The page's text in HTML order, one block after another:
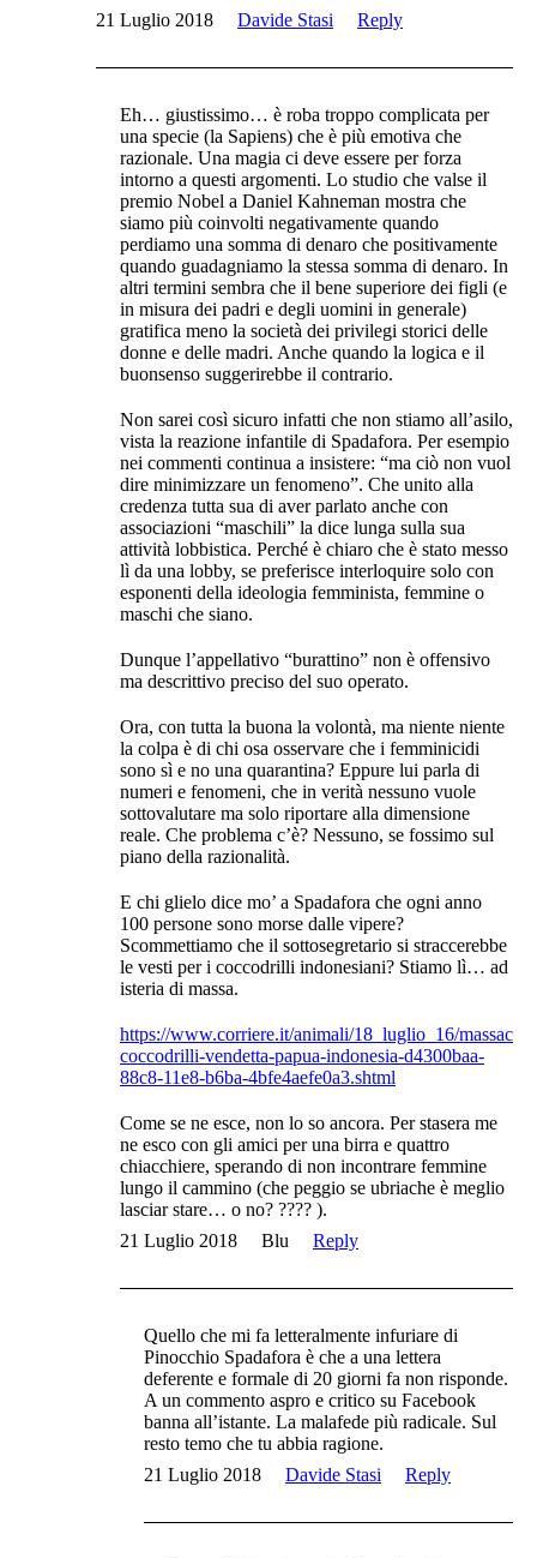
21 Luglio 2018
Davide Stasi Reply
Eh… giustissimo… è roba troppo complicata per
una specie (la Sapiens) che è più emotiva che
razionale. Una magia ci deve essere per forza
intorno a questi argomenti. Lo studio che valse il
premio Nobel a Daniel Kahneman mostra che
siamo più coinvolti negativamente quando
perdiamo una somma di denaro che positivamente
quando guadagniamo la stessa somma di denaro. In
altri termini sembra che il bene superiore dei figli (e
in misura dei padri e degli uomini in generale)
gratifica meno la società dei privilegi storici delle
donne e delle madri. Anche quando la logica e il
buonsenso suggerirebbe il contrario.
Non sarei così sicuro infatti che non stiamo all’asilo,
vista la reazione infantile di Spadafora. Per esempio
nei commenti continua a insistere: “ma ciò non vuol
dire minimizzare un fenomeno”. Che unito alla
credenza tutta sua di aver parlato anche con
associazioni “maschili” la dice lunga sulla sua
attività lobbistica. Perché è chiaro che è stato messo
lì da una lobby, se preferisce interloquire solo con
esponenti della ideologia femminista, femmine o
maschi che siano.
Dunque l’appellativo “burattino” non è offensivo
ma descrittivo preciso del suo operato.
Ora, con tutta la buona la volontà, ma niente niente
la colpa è di chi osa osservare che i femminicidi
sono sì e no una quarantina? Eppure lui parla di
numeri e fenomeni, che in verità nessuno vuole
sottovalutare ma solo riportare alla dimensione
reale. Che problema c’è? Nessuno, se fossimo sul
piano della razionalità.
E chi glielo dice mo’ a Spadafora che ogni anno
100 persone sono morse dalle vipere?
Scommettiamo che il sottosegretario si straccerebbe
le vesti per i coccodrilli indonesiani? Stiamo lì… ad
isteria di massa.
https://www.corriere.it/animali/18_luglio_16/massacro-
coccodrilli-vendetta-papua-indonesia-d4300baa-
88c8-11e8-b6ba-4bfe4aefe0a3.shtml
Come se ne esce, non lo so ancora. Per stasera me
ne esco con gli amici per una birra e quattro
chiacchiere, sperando di non incontrare femmine
lungo il cammino (che peggio se ubriache è meglio
lasciar stare… o no? ???? ).
21 Luglio 2018
Blu Reply
Quello che mi fa letteralmente infuriare di
Pinocchio Spadafora è che a una lettera
deferente e formale di 20 giorni fa non risponde.
A un commento aspro e critico su Facebook
banna all’istante. La malafede più radicale. Sul
resto temo che tu abbia ragione.
21 Luglio 2018
Davide Stasi Reply